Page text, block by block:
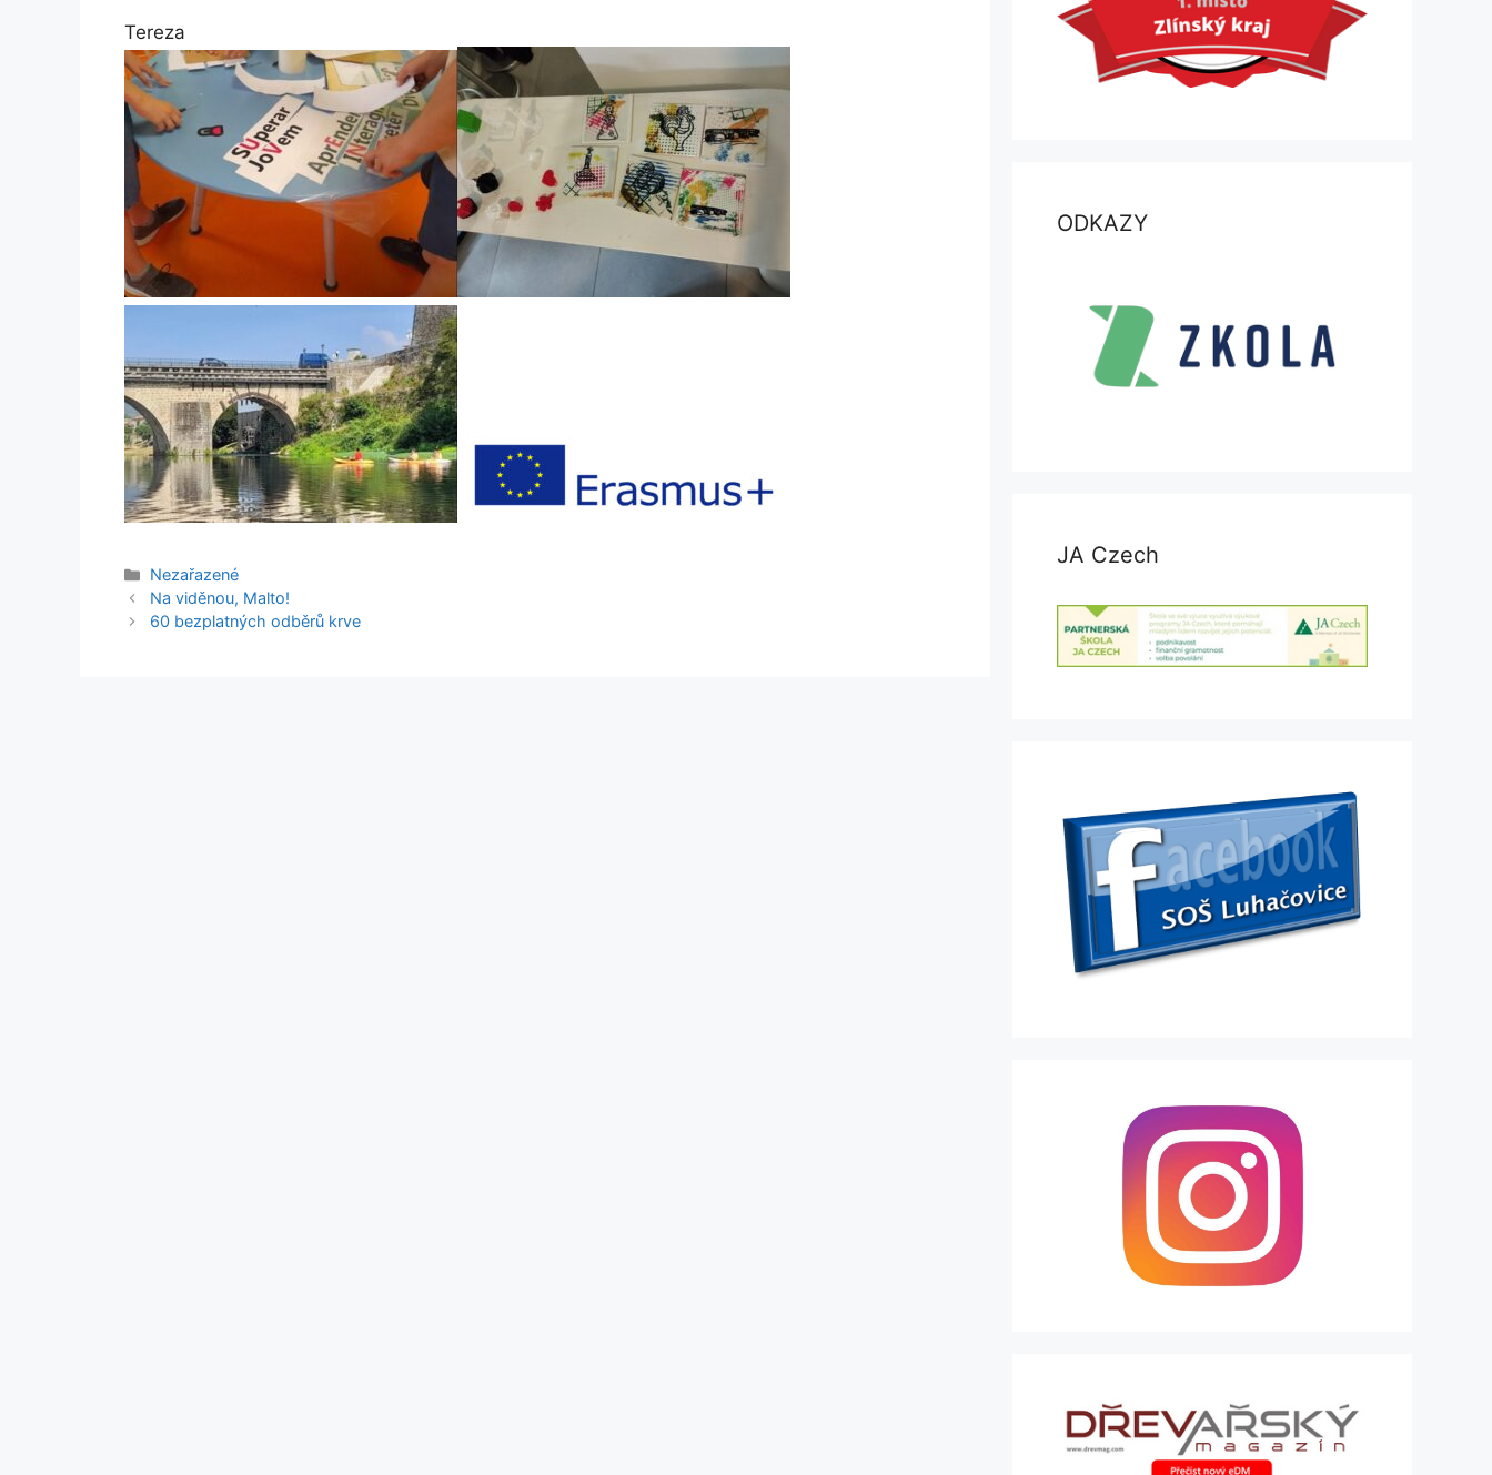
Tereza
Rubriky
Nezařazené
Na viděnou, Malto!
60 bezplatných odběrů krve
ODKAZY
JA Czech